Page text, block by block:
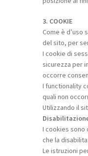
3. COOKIE
Come è
del sito, per
I cookie di
sicurezza per
occorre
I functionality
quali non
Utilizzando il
I cookies sono
che la
Le istruzioni